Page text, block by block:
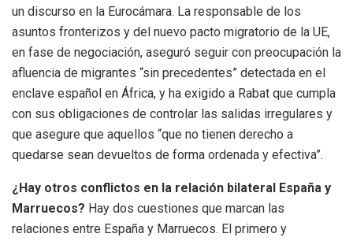
un discurso en la Eurocámara. La responsable de los
asuntos fronterizos y del nuevo pacto migratorio de la UE,
en fase de negociación, aseguró seguir con preocupación la
afluencia de migrantes “sin precedentes” detectada en el
enclave español en África, y ha exigido a Rabat que cumpla
con sus obligaciones de controlar las salidas irregulares y
que asegure que aquellos “que no tienen derecho a
quedarse sean devueltos de forma ordenada y efectiva”.
¿Hay otros conflictos en la relación bilateral España y
Marruecos? Hay dos cuestiones que marcan las
relaciones entre España y Marruecos. El primero y